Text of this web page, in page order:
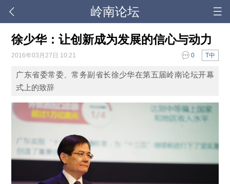
岭南论坛
徐少华：让创新成为发展的信心与动力
2016年03月27日 10:21 T中
0
广东省委常委、常务副省长徐少华在第五届岭南论坛开幕
式上的致辞